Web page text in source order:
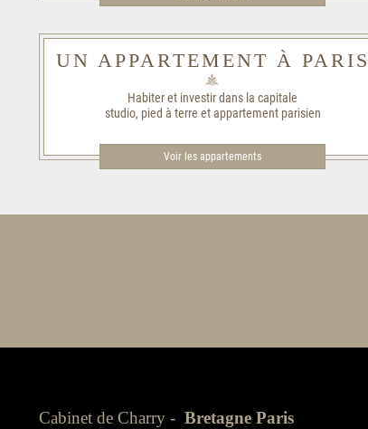
UN APPARTEMENT À PARIS
Habiter et investir dans la capitale
studio, pied à terre et appartement parisien
Voir les appartements
Cabinet de Charry - Bretagne Paris